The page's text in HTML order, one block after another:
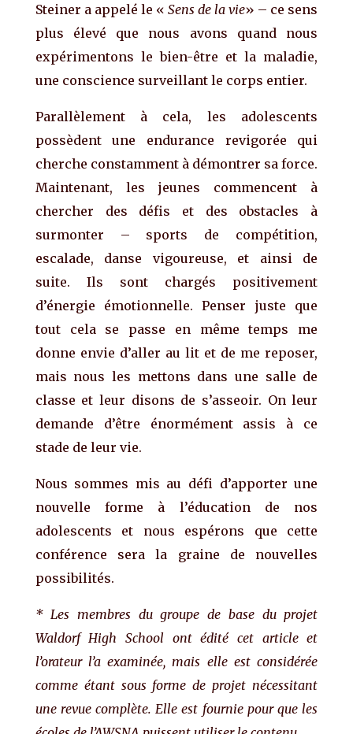
Steiner a appelé le « Sens de la vie» – ce sens
plus élevé que nous avons quand nous
expérimentons le bien-être et la maladie,
une conscience surveillant le corps entier.
Parallèlement à cela, les adolescents
possèdent une endurance revigorée qui
cherche constamment à démontrer sa force.
Maintenant, les jeunes commencent à
chercher des défis et des obstacles à
surmonter – sports de compétition,
escalade, danse vigoureuse, et ainsi de
suite. Ils sont chargés positivement
d’énergie émotionnelle. Penser juste que
tout cela se passe en même temps me
donne envie d’aller au lit et de me reposer,
mais nous les mettons dans une salle de
classe et leur disons de s’asseoir. On leur
demande d’être énormément assis à ce
stade de leur vie.
Nous sommes mis au défi d’apporter une
nouvelle forme à l’éducation de nos
adolescents et nous espérons que cette
conférence sera la graine de nouvelles
possibilités.
* Les membres du groupe de base du projet
Waldorf High School ont édité cet article et
l’orateur l’a examinée, mais elle est considérée
comme étant sous forme de projet nécessitant
une revue complète. Elle est fournie pour que les